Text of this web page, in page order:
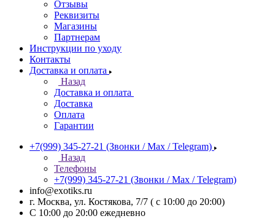
Отзывы
Реквизиты
Магазины
Партнерам
Инструкции по уходу
Контакты
Доставка и оплата
Назад
Доставка и оплата
Доставка
Оплата
Гарантии
+7(999) 345-27-21 (Звонки / Max / Telegram)
Назад
Телефоны
+7(999) 345-27-21 (Звонки / Max / Telegram)
info@exotiks.ru
г. Москва, ул. Костякова, 7/7 ( с 10:00 до 20:00)
С 10:00 до 20:00 ежедневно